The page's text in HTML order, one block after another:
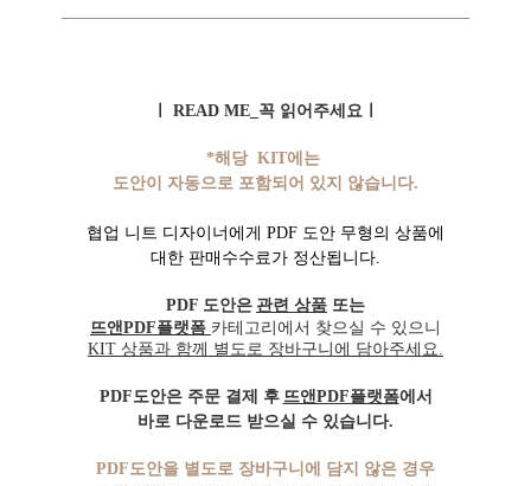
ㅣ READ ME_꼭 읽어주세요ㅣ
*해당 KIT에는
도안이 자동으로 포함되어 있지 않습니다.
협업 니트 디자이너에게 PDF 도안 무형의 상품에
대한 판매수수료가 정산됩니다.
PDF 도안은 관련 상품 또는
뜨앤PDF플랫폼 카테고리에서 찾으실 수 있으니
KIT 상품과 함께 별도로 장바구니에 담아주세요.
PDF도안은 주문 결제 후 뜨앤PDF플랫폼에서
바로 다운로드 받으실 수 있습니다.
PDF도안을 별도로 장바구니에 담지 않은 경우